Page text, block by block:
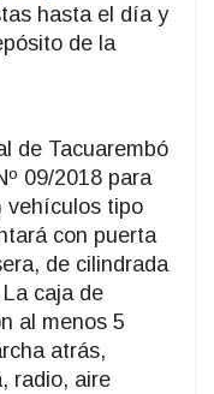
hasta el día y
de la
de Tacuarembó
09/2018 para
vehículos tipo
con puerta
de cilindrada
caja de
al menos 5
atrás,
radio, aire